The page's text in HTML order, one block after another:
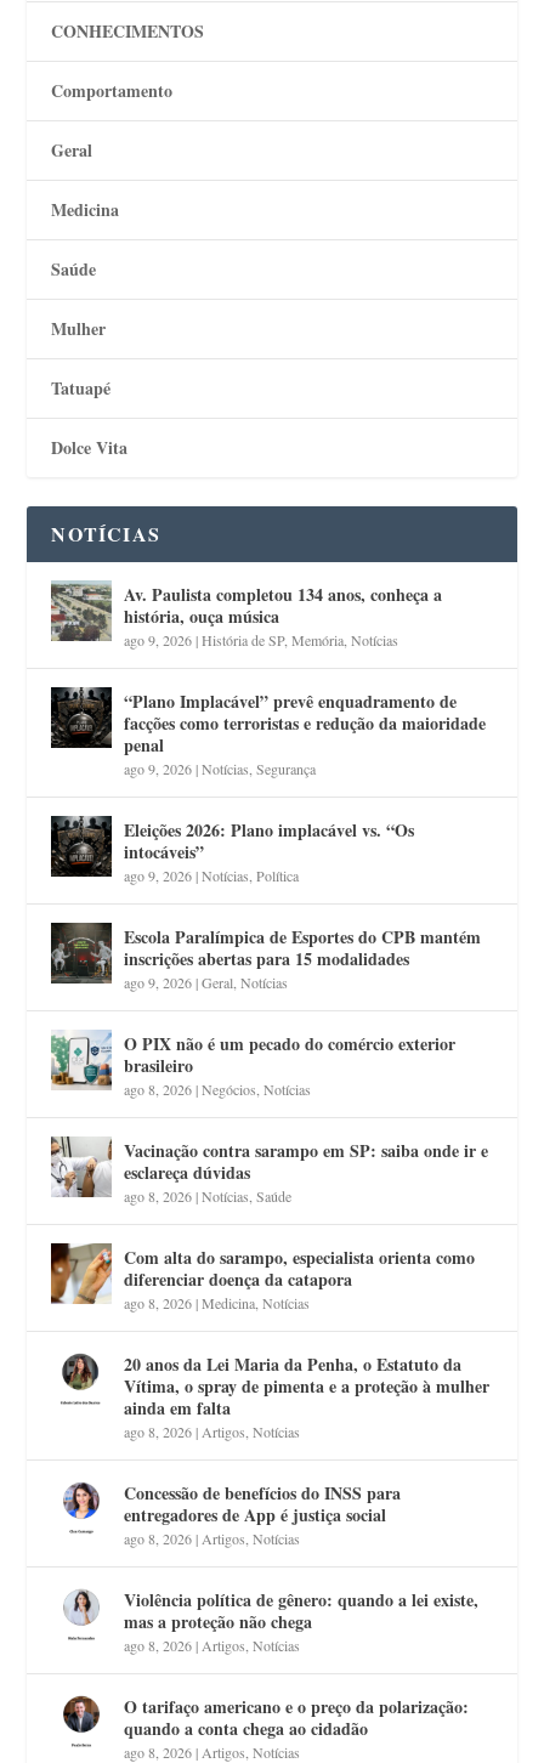
CONHECIMENTOS
Comportamento
Geral
Medicina
Saúde
Mulher
Tatuapé
Dolce Vita
NOTÍCIAS
Av. Paulista completou 134 anos, conheça a
história, ouça música
ago 9, 2026|História de SP,Memória ,Notícias
“Plano Implacável” prevê enquadramento de
facções como terroristas e redução da maioridade
penal
ago 9, 2026|Notícias ,Segurança
Eleições 2026: Plano implacável vs. “Os
intocáveis”
ago 9, 2026|Notícias ,Política
Escola Paralímpica de Esportes do CPB mantém
inscrições abertas para 15 modalidades
ago 9, 2026|Geral ,Notícias
O PIX não é um pecado do comércio exterior
brasileiro
ago 8, 2026|Negócios ,Notícias
Vacinação contra sarampo em SP: saiba onde ir e
esclareça dúvidas
ago 8, 2026|Notícias ,Saúde
Com alta do sarampo, especialista orienta como
diferenciar doença da catapora
ago 8, 2026|Medicina ,Notícias
20 anos da Lei Maria da Penha, o Estatuto da
Vítima, o spray de pimenta e a proteção à mulher
ainda em falta
ago 8, 2026| Artigos ,Notícias
Concessão de benefícios do INSS para
entregadores de App é justiça social
ago 8, 2026| Artigos ,Notícias
Violência política de gênero: quando a lei existe,
mas a proteção não chega
ago 8, 2026| Artigos ,Notícias
O tarifaço americano e o preço da polarização:
quando a conta chega ao cidadão
ago 8, 2026| Artigos ,Notícias